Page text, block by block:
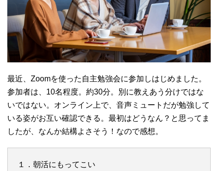
最近、Zoomを使った自主勉強会に参加しはじめました。
参加者は、10名程度。約30分。別に教えあう分けではな
いではない。オンライン上で、音声ミュートだが勉強して
いる姿がお互い確認できる。最初はどうなん？と思ってま
したが、なんか結構よさそう！なので感想。
１．朝活にもってこい